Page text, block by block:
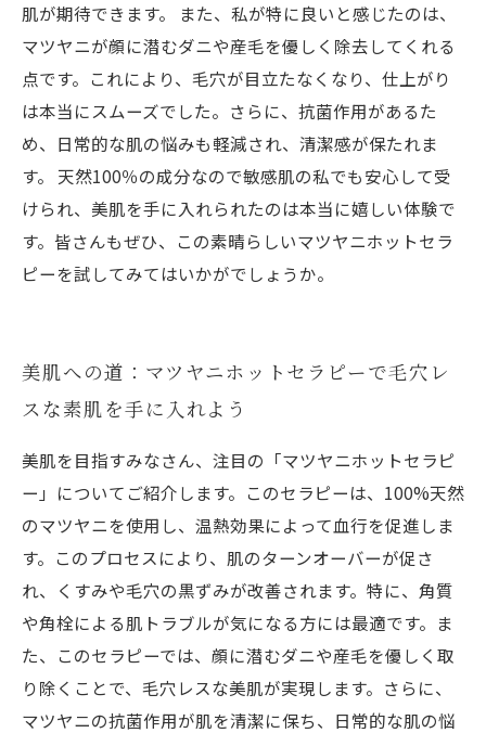
肌が期待できます。 また、私が特に良いと感じたのは、
マツヤニが顔に潜むダニや産毛を優しく除去してくれる
点です。これにより、毛穴が目立たなくなり、仕上がり
は本当にスムーズでした。さらに、抗菌作用があるた
め、日常的な肌の悩みも軽減され、清潔感が保たれま
す。 天然100％の成分なので敏感肌の私でも安心して受
けられ、美肌を手に入れられたのは本当に嬉しい体験で
す。皆さんもぜひ、この素晴らしいマツヤニホットセラ
ピーを試してみてはいかがでしょうか。
美肌への道：マツヤニホットセラピーで毛穴レ
スな素肌を手に入れよう
美肌を目指すみなさん、注目の「マツヤニホットセラピ
ー」についてご紹介します。このセラピーは、100%天然
のマツヤニを使用し、温熱効果によって血行を促進しま
す。このプロセスにより、肌のターンオーバーが促さ
れ、くすみや毛穴の黒ずみが改善されます。特に、角質
や角栓による肌トラブルが気になる方には最適です。ま
た、このセラピーでは、顔に潜むダニや産毛を優しく取
り除くことで、毛穴レスな美肌が実現します。さらに、
マツヤニの抗菌作用が肌を清潔に保ち、日常的な肌の悩